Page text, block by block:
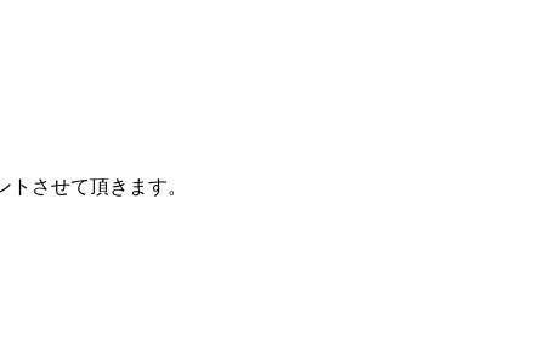
させて頂きます。